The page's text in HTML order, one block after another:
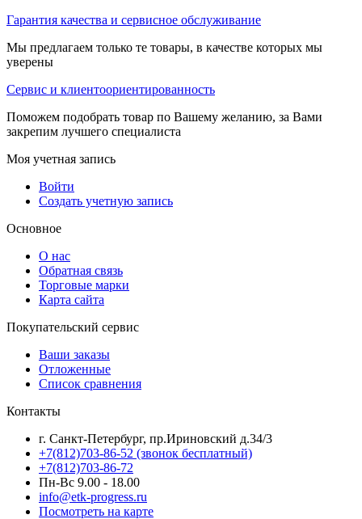
Гарантия качества и сервисное обслуживание
Мы предлагаем только те товары, в качестве которых мы
уверены
Сервис и клиентоориентированность
Поможем подобрать товар по Вашему желанию, за Вами
закрепим лучшего специалиста
Моя учетная запись
Войти
Создать учетную запись
Основное
О нас
Обратная связь
Торговые марки
Карта сайта
Покупательский сервис
Ваши заказы
Отложенные
Список сравнения
Контакты
г. Санкт-Петербург, пр.Ириновский д.34/3
+7(812)703-86-52 (звонок бесплатный)
+7(812)703-86-72
Пн-Вс 9.00 - 18.00
info@etk-progress.ru
Посмотреть на карте